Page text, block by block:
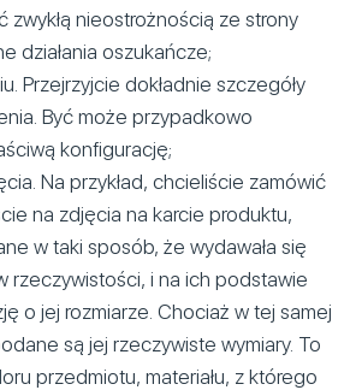
zwykłą nieostrożnością ze strony
działania oszukańcze;
Przejrzyjcie dokładnie szczegóły
Być może przypadkowo
konfigurację;
Na przykład, chcieliście zamówić
na zdjęcia na karcie produktu,
w taki sposób, że wydawała się
rzeczywistości, i na ich podstawie
o jej rozmiarze. Chociaż w tej samej
są jej rzeczywiste wymiary. To
przedmiotu, materiału, z którego